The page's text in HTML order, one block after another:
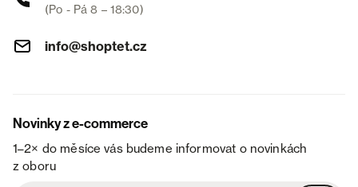
(Po - Pá 8 – 18:30)
info@shoptet.cz
Novinky z e-commerce
1–2× do měsíce vás budeme informovat o novinkách
z oboru